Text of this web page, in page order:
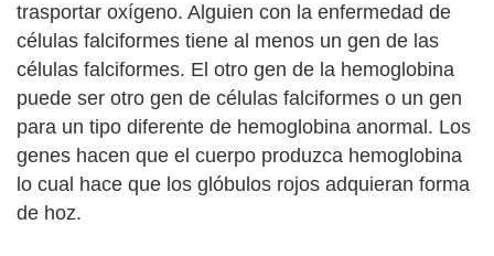
trasportar oxígeno. Alguien con la enfermedad de
células falciformes tiene al menos un gen de las
células falciformes. El otro gen de la hemoglobina
puede ser otro gen de células falciformes o un gen
para un tipo diferente de hemoglobina anormal. Los
genes hacen que el cuerpo produzca hemoglobina
lo cual hace que los glóbulos rojos adquieran forma
de hoz.